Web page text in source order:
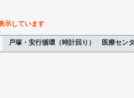
示しています
戸塚・安行循環（時計回り） 医療セン